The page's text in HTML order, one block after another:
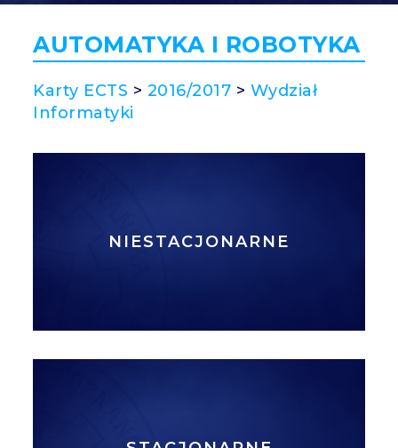
AUTOMATYKA I ROBOTYKA
Karty ECTS > 2016/2017 > Wydział
Informatyki
NIESTACJONARNE